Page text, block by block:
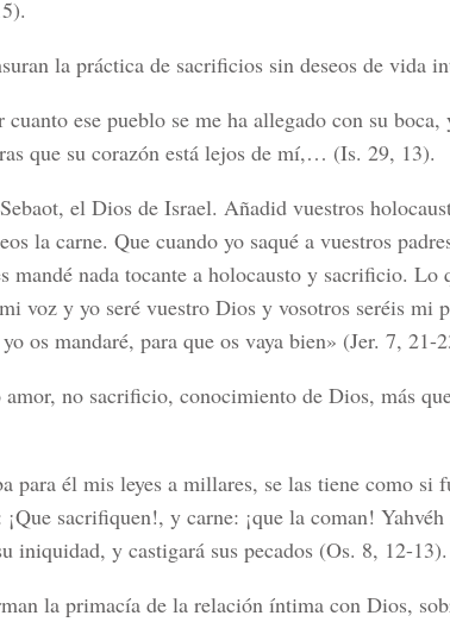
la práctica de sacrificios sin deseos de vida
cuanto ese pueblo se me ha allegado con su
que su corazón está lejos de mí,… (Is. 29, 13).
el Dios de Israel. Añadid vuestros
la carne. Que cuando yo saqué a vuestros
mandé nada tocante a holocausto y sacrificio. Lo
voz y yo seré vuestro Dios y vosotros seréis mi
os mandaré, para que os vaya bien» (Jer. 7, 21-
no sacrificio, conocimiento de Dios, más
para él mis leyes a millares, se las tiene como si
sacrifiquen!, y carne: ¡que la coman!
iniquidad, y castigará sus pecados (Os. 8, 12-13).
la primacía de la relación íntima con Dios,